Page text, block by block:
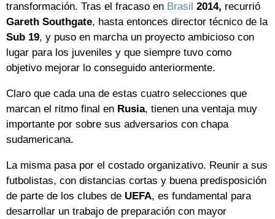
transformación. Tras el fracaso en Brasil 2014, recurrió
Gareth Southgate, hasta entonces director técnico de la
Sub 19, y puso en marcha un proyecto ambicioso con
lugar para los juveniles y que siempre tuvo como
objetivo mejorar lo conseguido anteriormente.
Claro que cada una de estas cuatro selecciones que
marcan el ritmo final en Rusia, tienen una ventaja muy
importante por sobre sus adversarios con chapa
sudamericana.
La misma pasa por el costado organizativo. Reunir a sus
futbolistas, con distancias cortas y buena predisposición
de parte de los clubes de UEFA, es fundamental para
desarrollar un trabajo de preparación con mayor